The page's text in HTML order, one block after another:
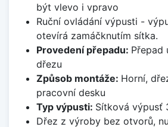
být vlevo i vpravo
Ruční ovládání výpusti -
otevírá zamáčknutím sítka.
Provedení přepadu: Přepad
dřezu
Způsob montáže: Horní,
pracovní desku
Typ výpusti: Sítková výpusť
Dřez z výroby bez otvorů,